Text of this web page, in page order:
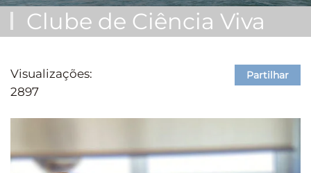
Clube de Ciência Viva
Visualizações:
2897
Partilhar